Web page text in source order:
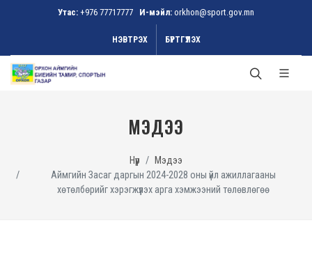
Утас: +976 77717777 И-мэйл: orkhon@sport.gov.mn
НЭВТРЭХ БҮРТГҮҮЛЭХ
МЭДЭЭ
Нүүр
Мэдээ
Аймгийн Засаг даргын 2024-2028 оны үйл ажиллагааны
хөтөлбөрийг хэрэгжүүлэх арга хэмжээний төлөвлөгөө